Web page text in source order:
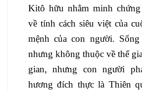
Kitô hữu nhằm minh
về tính cách siêu việt của
mệnh của con người.
nhưng không thuộc về thế
gian, nhưng con người
hương đích thực là Thiên